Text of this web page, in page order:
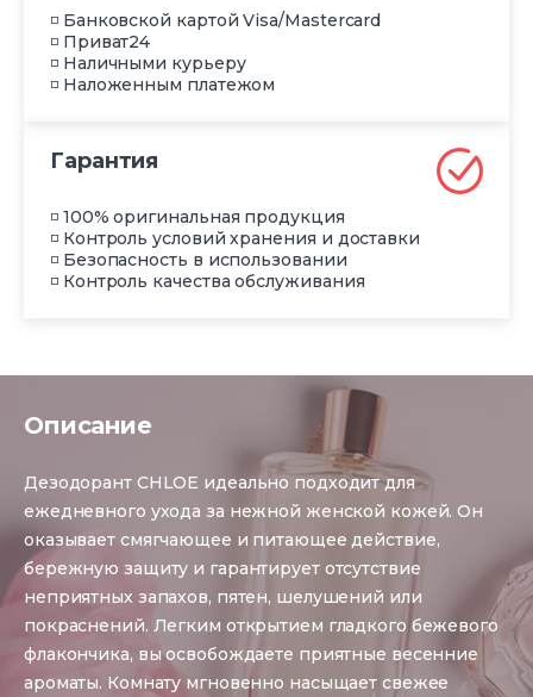
◽ Банковской картой Visa/Mastercard
◽ Приват24
◽ Наличными курьеру
◽ Наложенным платежом
Гарантия
◽ 100% оригинальная продукция
◽ Контроль условий хранения и доставки
◽ Безопасность в использовании
◽ Контроль качества обслуживания
Описание
Дезодорант CHLOE идеально подходит для
ежедневного ухода за нежной женской кожей. Он
оказывает смягчающее и питающее действие,
бережную защиту и гарантирует отсутствие
неприятных запахов, пятен, шелушений или
покраснений. Легким открытием гладкого бежевого
флакончика, вы освобождаете приятные весенние
ароматы. Комнату мгновенно насыщает свежее